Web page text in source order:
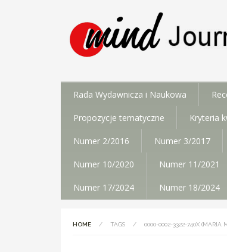
Rada Wydawnicza i Naukowa
Propozycje tematyczne Kryteria
Numer 2/2016 Numer 3/2017
Numer 10/2020 Numer 11/2021
Numer 17/2024 Numer 18/2024
HOME / TAGS / 0000-0002-3322-740X (MARIA